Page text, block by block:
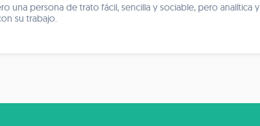
una persona de trato fácil, sencilla y sociable, pero analítica y
su trabajo.